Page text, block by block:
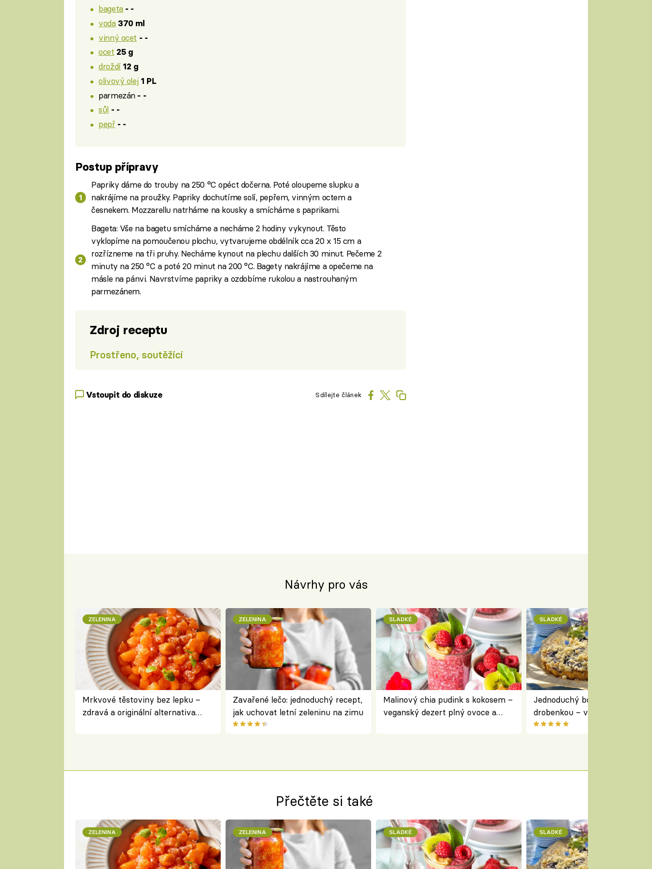
bageta - -
voda 370 ml
vinný ocet - -
ocet 25 g
droždí 12 g
olivový olej 1 PL
parmezán - -
sůl - -
pepř - -
Postup přípravy
Papriky dáme do trouby na 250 °C opéct dočerna. Poté oloupeme slupku a
nakrájíme na proužky. Papriky dochutíme solí, pepřem, vinným octem a
česnekem. Mozzarellu natrháme na kousky a smícháme s paprikami.
Bageta: Vše na bagetu smícháme a necháme 2 hodiny vykynout. Těsto
vyklopíme na pomoučenou plochu, vytvarujeme obdélník cca 20 x 15 cm a
rozřízneme na tři pruhy. Necháme kynout na plechu dalších 30 minut. Pečeme 2
minuty na 250 °C a poté 20 minut na 200 °C. Bagety nakrájíme a opečeme na
másle na pánvi. Navrstvíme papriky a ozdobíme rukolou a nastrouhaným
parmezánem.
Zdroj receptu
Prostřeno, soutěžící
Vstoupit do diskuze Sdílejte článek
Návrhy pro vás
ZELENINA
Mrkvové těstoviny bez lepku –
zdravá a originální alternativa
ZELENINA
Zavařené lečo: jednoduchý recept,
jak uchovat letní zeleninu na zimu
SLADKÉ
Malinový chia pudink s kokosem –
veganský dezert plný ovoce a
SLADKÉ
Jednoduchý borůvkový koláč s
drobenkou – vláčný moučník
ovoce
Přečtěte si také
ZELENINA ZELENINA SLADKÉ SLADKÉ